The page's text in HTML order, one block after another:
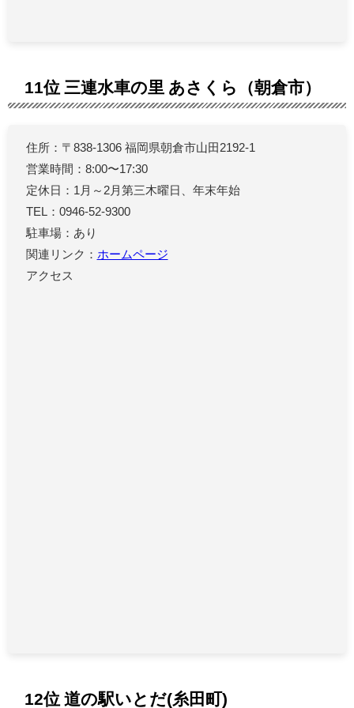
11位 三連水車の里 あさくら（朝倉市）
住所：〒838-1306 福岡県朝倉市山田2192-1
営業時間：8:00〜17:30
定休日：1月～2月第三木曜日、年末年始
TEL：0946-52-9300
駐車場：あり
関連リンク： ホームページ
アクセス
12位 道の駅いとだ(糸田町)